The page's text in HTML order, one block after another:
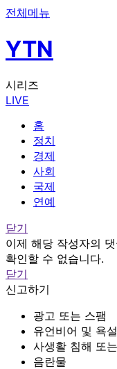
전체메뉴
YTN
시리즈
LIVE
홈
정치
경제
사회
국제
연예
닫기
이제 해당 작성자의
확인할 수 없습니다.
닫기
신고하기
광고 또는 스팸
유언비어 및 욕
사생활 침해 또
음란물